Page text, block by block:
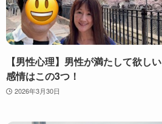
【男性心理】男性が満たして欲しい
感情はこの3つ！
2026年3月30日